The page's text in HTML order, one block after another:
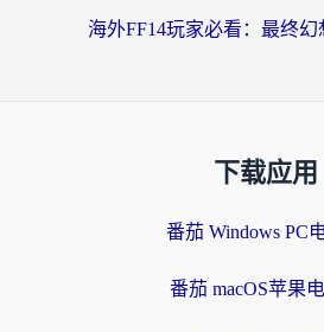
下载应用
番茄 Windows PC
番茄 macOS苹果